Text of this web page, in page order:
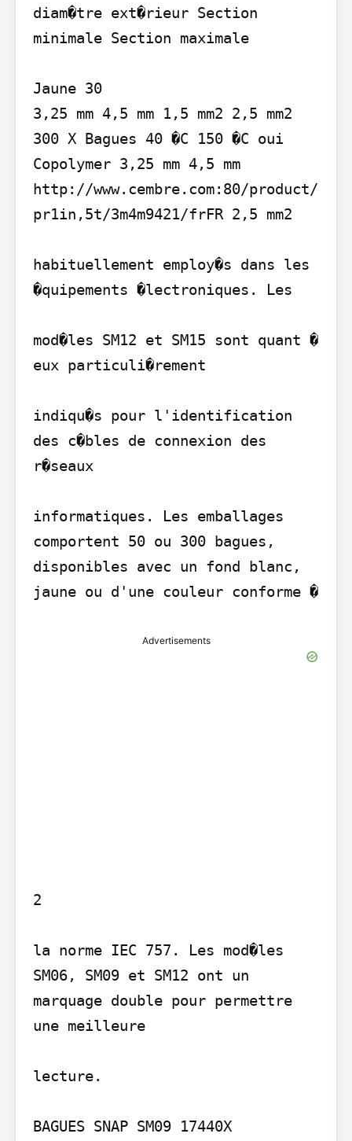
diam�tre ext�rieur Section
minimale Section maximale
Jaune 30
3,25 mm 4,5 mm 1,5 mm2 2,5 mm2
300 X Bagues 40 �C 150 �C oui
Copolymer 3,25 mm 4,5 mm
http://www.cembre.com:80/product/
pr1in,5t/3m4m9421/frFR 2,5 mm2
habituellement employ�s dans les
�quipements �lectroniques. Les
mod�les SM12 et SM15 sont quant �
eux particuli�rement
indiqu�s pour l'identification
des c�bles de connexion des
r�seaux
informatiques. Les emballages
comportent 50 ou 300 bagues,
disponibles avec un fond blanc,
jaune ou d'une couleur conforme �
Advertisements
2
la norme IEC 757. Les mod�les
SM06, SM09 et SM12 ont un
marquage double pour permettre
une meilleure
lecture.
BAGUES SNAP SM09 17440X